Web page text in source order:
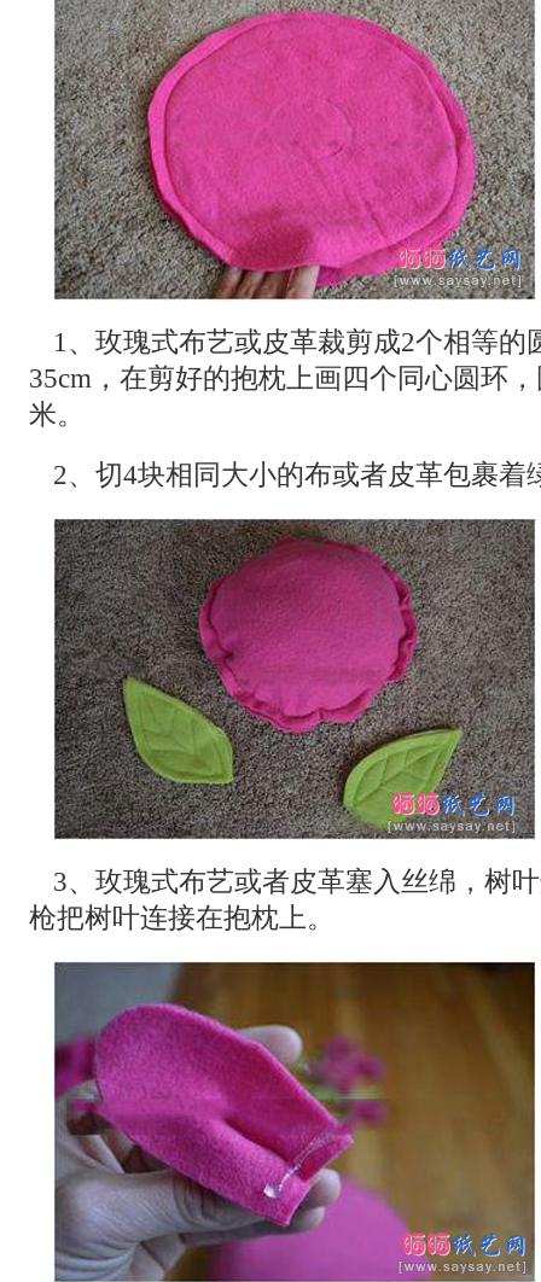
1、玫瑰式布艺或皮革裁剪成2个相等的
35cm，在剪好的抱枕上画四个同心圆环
米。
2、切4块相同大小的布或者皮革包裹着
3、玫瑰式布艺或者皮革塞入丝绵，树
枪把树叶连接在抱枕上。